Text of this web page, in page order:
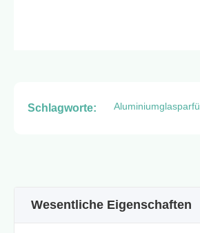
Schlagworte:
Wesentliche Eigenschaften